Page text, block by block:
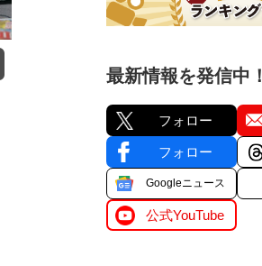
最新情報を発信中！
フォロー
フォロー
Googleニュース
公式YouTube